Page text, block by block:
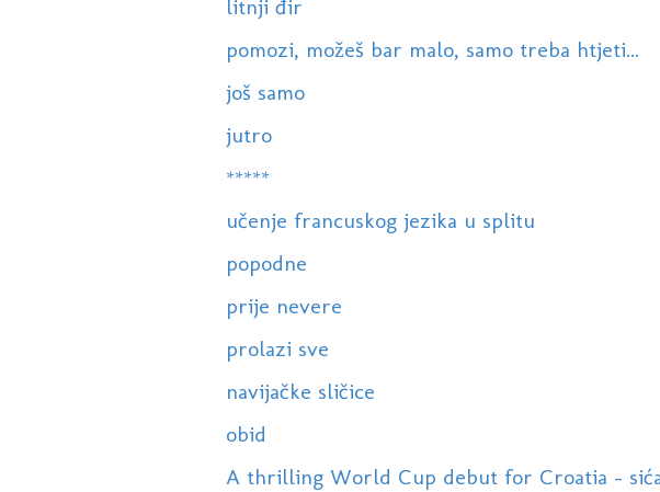
litnji đir
pomozi, možeš bar malo, samo treba htjeti...
još samo
jutro
*****
učenje francuskog jezika u splitu
popodne
prije nevere
prolazi sve
navijačke sličice
obid
A thrilling World Cup debut for Croatia -